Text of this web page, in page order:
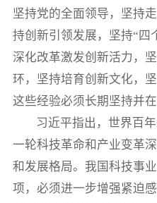
坚持党的全面领导，坚持
持创新引领发展，坚持“四
深化改革激发创新活力，
环，坚持培育创新文化，
这些经验必须长期坚持并
习近平指出，世界百
一轮科技革命和产业变革
和发展格局。我国科技事
项，必须进一步增强紧迫